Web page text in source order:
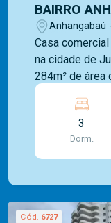
BAIRRO
Anhangabaú
Casa
na cidade de Jundiaí-SP. Com
284m² de área
dormitórios
suíte,
área de3
Dorm.
Cód. 6727